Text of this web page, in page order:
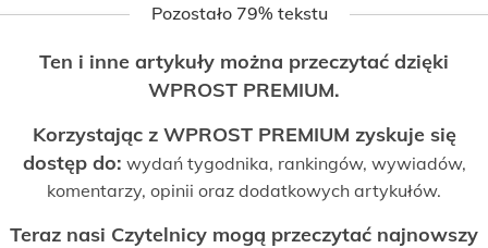
Pozostało 79% tekstu
Ten i inne artykuły można przeczytać dzięki
WPROST PREMIUM.
Korzystając z WPROST PREMIUM zyskuje się
dostęp do: wydań tygodnika, rankingów, wywiadów,
komentarzy, opinii oraz dodatkowych artykułów.
Teraz nasi Czytelnicy mogą przeczytać najnowszy